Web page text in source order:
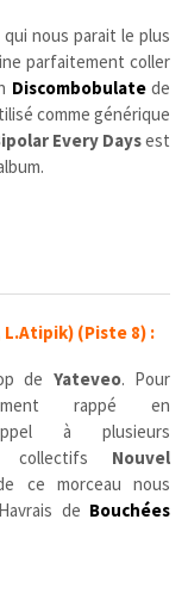
nous parait le plus
parfaitement coller
Discombobulatede
comme générique
Every Daysest
(Piste 8) :
de Yateveo. Pour
rappé en
à plusieurs
Nouvel
ce morceau nous
de Bouchées